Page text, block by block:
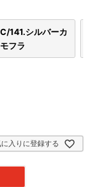
C/141.シルバーカ
モフラ
に入りに登録する